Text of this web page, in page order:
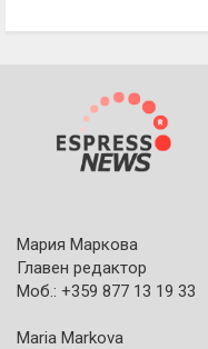
Мария Маркова
Главен редактор
Моб.: +359 877 13 19 33
Maria Markova